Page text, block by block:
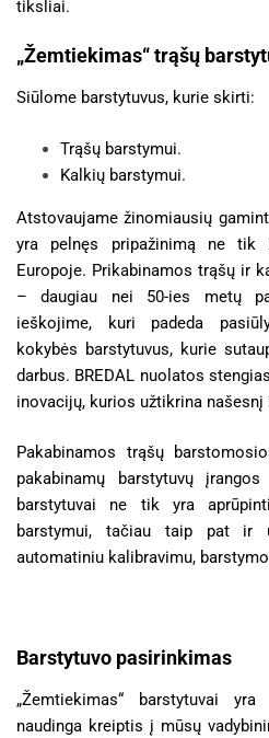
tiksliai.
„Žemtiekimas“ trąšų
Siūlome barstytuvus, kurie skirti:
Trąšų barstymui.
Kalkių barstymui.
Atstovaujame žinomiausių
yra pelnęs pripažinimą ne tik
Europoje. Prikabinamos trąšų ir
– daugiau nei 50-ies metų
ieškojime, kuri padeda
kokybės barstytuvus, kurie
darbus. BREDAL nuolatos
inovacijų, kurios užtikrina našesnį
Pakabinamos trąšų
pakabinamų barstytuvų
barstytuvai ne tik yra
barstymui, tačiau taip pat ir
automatiniu kalibravimu,
Barstytuvo pasirinkimas
„Žemtiekimas“ barstytuvai
naudinga kreiptis į mūsų